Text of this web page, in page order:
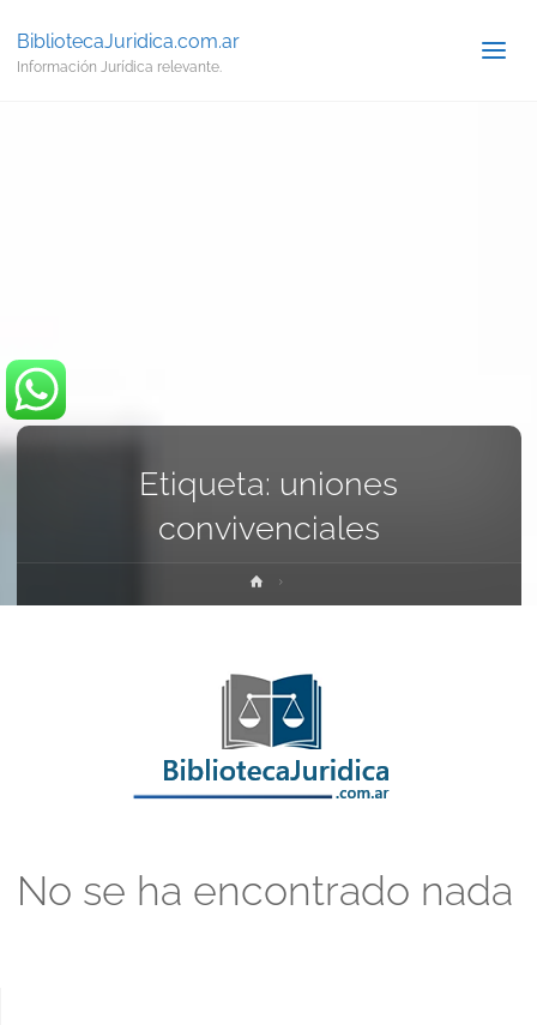
BibliotecaJuridica.com.ar
Información Jurídica relevante.
Etiqueta: uniones
convivenciales
Inicio
No se ha encontrado nada